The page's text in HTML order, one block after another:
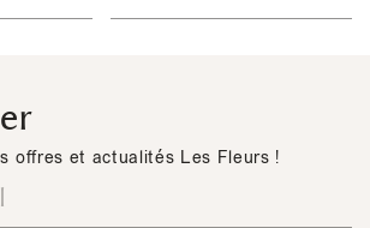
offres et actualités Les Fleurs !